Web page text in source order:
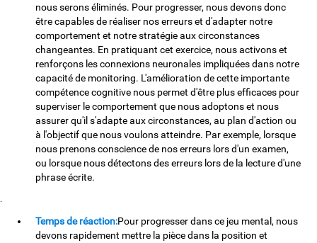
nous serons éliminés. Pour progresser, nous devons donc
être capables de réaliser nos erreurs et d'adapter notre
comportement et notre stratégie aux circonstances
changeantes. En pratiquant cet exercice, nous activons et
renforçons les connexions neuronales impliquées dans notre
capacité de monitoring. L'amélioration de cette importante
compétence cognitive nous permet d'être plus efficaces pour
superviser le comportement que nous adoptons et nous
assurer qu'il s'adapte aux circonstances, au plan d'action ou
à l'objectif que nous voulons atteindre. Par exemple, lorsque
nous prenons conscience de nos erreurs lors d'un examen,
ou lorsque nous détectons des erreurs lors de la lecture d'une
phrase écrite.
.
Temps de réaction:Pour progresser dans ce jeu mental, nous
devons rapidement mettre la pièce dans la position et